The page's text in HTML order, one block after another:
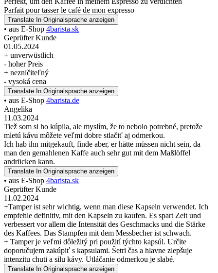
Parfait pour tasser le café de mon expresso
Translate In Originalsprache anzeigen
• aus E-Shop 4barista.sk
Geprüfter Kunde
01.05.2024
+ unverwüstlich
- hoher Preis
+ nezničiteľný
- vysoká cena
Translate In Originalsprache anzeigen
• aus E-Shop 4barista.de
Angelika
11.03.2024
Tiež som si ho kúpila, ale myslím, že to nebolo potrebné, pretože
mletú kávu môžete veľmi dobre stlačiť aj odmerkou.
Ich hab ihn mitgekauft, finde aber, er hätte müssen nicht sein, da
man den gemahlenen Kaffe auch sehr gut mit dem Maßlöffel
andrücken kann.
Translate In Originalsprache anzeigen
• aus E-Shop 4barista.sk
Geprüfter Kunde
11.02.2024
+Tamper ist sehr wichtig, wenn man diese Kapseln verwendet. Ich
empfehle definitiv, mit den Kapseln zu kaufen. Es spart Zeit und
verbessert vor allem die Intensität des Geschmacks und die Stärke
des Kaffees. Das Stampfen mit dem Messbecher ist schwach.
+ Tamper je veľmi dôležitý pri použití týchto kapsúl. Určite
doporučujem zakúpiť s kapsulami. Šetri čas a hlavne zlepšuje
intenzitu chuti a silu kávy. Utláčanie odmerkou je slabé.
Translate In Originalsprache anzeigen